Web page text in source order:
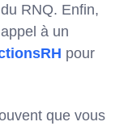
RNQ. Enfin,
à un
pour
que vous